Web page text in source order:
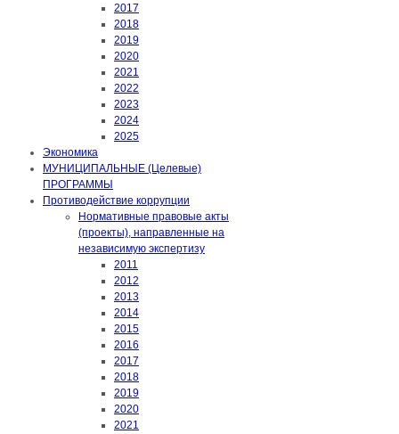
2017
2018
2019
2020
2021
2022
2023
2024
2025
Экономика
МУНИЦИПАЛЬНЫЕ (Целевые)
ПРОГРАММЫ
Противодействие коррупции
Нормативные правовые акты
(проекты), направленные на
независимую экспертизу
2011
2012
2013
2014
2015
2016
2017
2018
2019
2020
2021